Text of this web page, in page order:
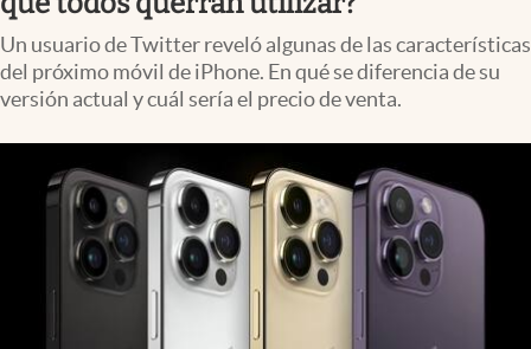
Un usuario de Twitter reveló algunas de las características
del próximo móvil de iPhone. En qué se diferencia de su
versión actual y cuál sería el precio de venta.